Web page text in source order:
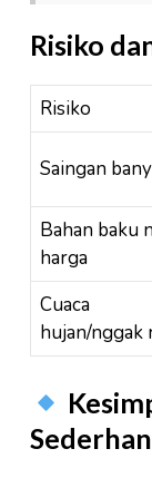
Risiko
Risiko
Saingan
Bahan baku
harga
Cuaca
hujan/nggak